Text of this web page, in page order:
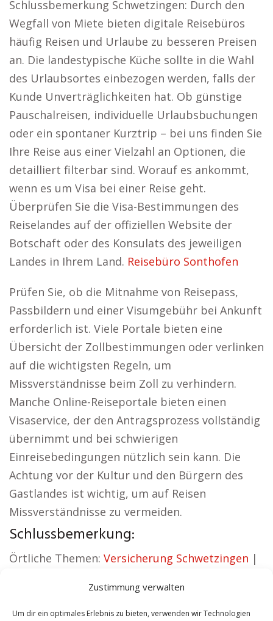
Zustimmung verwalten
Um dir ein optimales Erlebnis zu bieten, verwenden wir Technologien
Schlussbemerkung Schwetzingen: Durch den
Wegfall von Miete bieten digitale Reisebüros
häufig Reisen und Urlaube zu besseren Preisen
an. Die landestypische Küche sollte in die Wahl
des Urlaubsortes einbezogen werden, falls der
Kunde Unverträglichkeiten hat. Ob günstige
Pauschalreisen, individuelle Urlaubsbuchungen
oder ein spontaner Kurztrip – bei uns finden Sie
Ihre Reise aus einer Vielzahl an Optionen, die
detailliert filterbar sind. Worauf es ankommt,
wenn es um Visa bei einer Reise geht.
Überprüfen Sie die Visa-Bestimmungen des
Reiselandes auf der offiziellen Website der
Botschaft oder des Konsulats des jeweiligen
Landes in Ihrem Land. Reisebüro Sonthofen
Prüfen Sie, ob die Mitnahme von Reisepass,
Passbildern und einer Visumgebühr bei Ankunft
erforderlich ist. Viele Portale bieten eine
Übersicht der Zollbestimmungen oder verlinken
auf die wichtigsten Regeln, um
Missverständnisse beim Zoll zu verhindern.
Manche Online-Reiseportale bieten einen
Visaservice, der den Antragsprozess vollständig
übernimmt und bei schwierigen
Einreisebedingungen nützlich sein kann. Die
Achtung vor der Kultur und den Bürgern des
Gastlandes ist wichtig, um auf Reisen
Missverständnisse zu vermeiden.
Schlussbemerkung:
Örtliche Themen: Versicherung Schwetzingen |
|Reisebüro Schwetzingen
Versicherung Schwetzingen|Hauskauf